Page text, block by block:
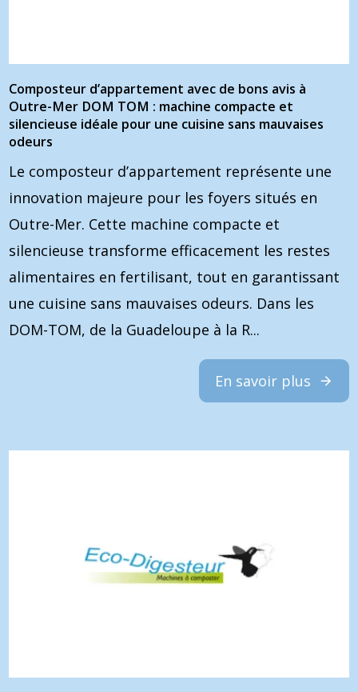
Composteur d’appartement avec de bons avis à
Outre-Mer DOM TOM : machine compacte et
silencieuse idéale pour une cuisine sans mauvaises
odeurs
Le composteur d’appartement représente une
innovation majeure pour les foyers situés en
Outre-Mer. Cette machine compacte et
silencieuse transforme efficacement les restes
alimentaires en fertilisant, tout en garantissant
une cuisine sans mauvaises odeurs. Dans les
DOM-TOM, de la Guadeloupe à la R...
En savoir plus